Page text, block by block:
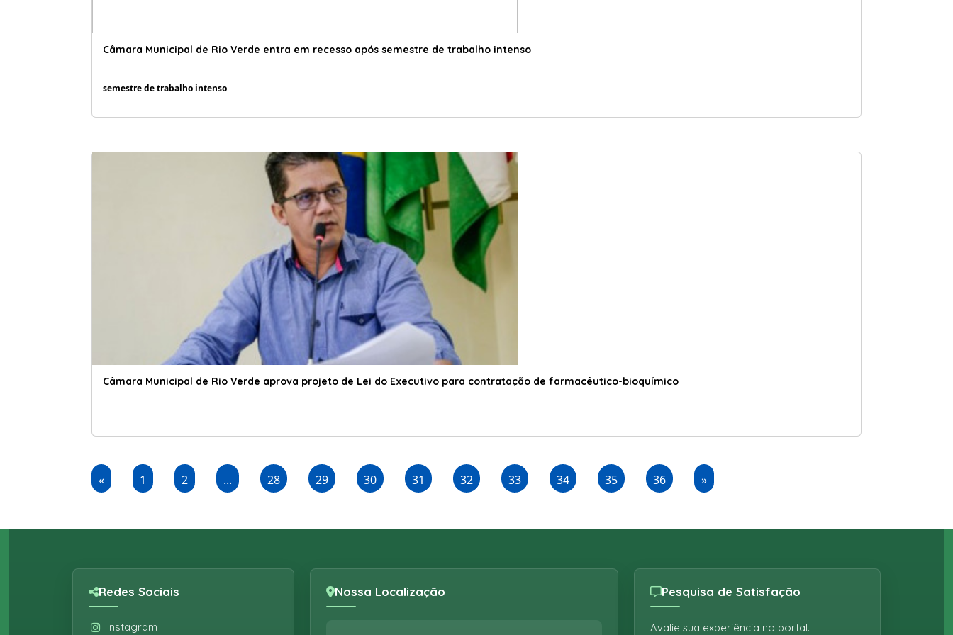
Câmara Municipal de Rio Verde entra em recesso após semestre de trabalho intenso
semestre de trabalho intenso
Câmara Municipal de Rio Verde aprova projeto de Lei do Executivo para contratação de farmacêutico-bioquímico
« 1 2 ... 28 29 30 31 32 33 34 35 36 »
Redes Sociais
Instagram
Nossa Localização Pesquisa de Satisfação
Avalie sua experiência no portal.